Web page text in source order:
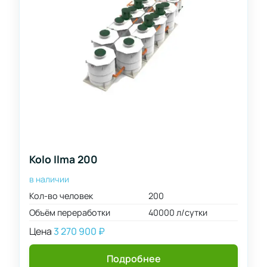
л/
сутки
12000
л/
сутки
15000
л/
Kolo Ilma 200
в наличии
Кол-во человек
200
Объём переработки
40000 л/сутки
Цена 3 270 900 ₽
Подробнее